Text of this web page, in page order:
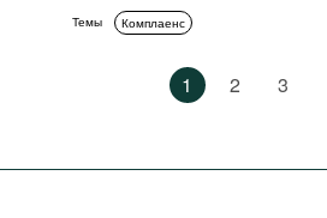
Темы Комплаенс
1 2 3